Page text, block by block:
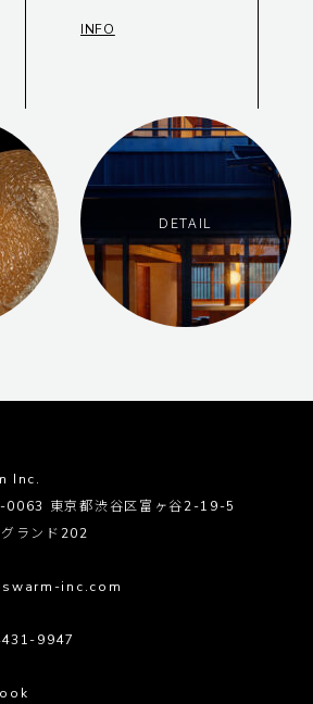
INFO
DETAIL
Inc.
0063 東京都渋谷区富ヶ谷2-19-5
ランド202
inc.com
9947